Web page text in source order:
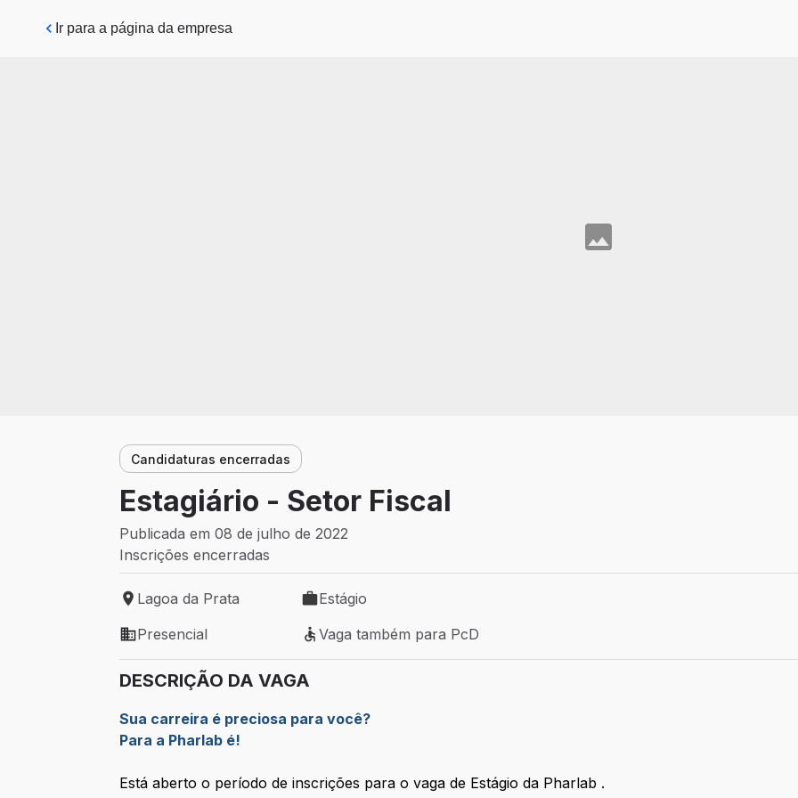
Pular para o conteúdo principal
Ir para a página da empresa
Candidaturas encerradas
Estagiário - Setor Fiscal
Publicada em 08 de julho de 2022
Inscrições encerradas
Local de trabalho: Lagoa da Prata
Lagoa da Prata
Tipo de vaga: Estágio
Estágio
Modelo de trabalho: Presencial
Presencial
Vaga também para PcD
Vaga também para PcD
DESCRIÇÃO DA VAGA
Sua carreira é preciosa para você?
Para a Pharlab é!
Está aberto o período de inscrições para o vaga de Estágio da Pharlab .